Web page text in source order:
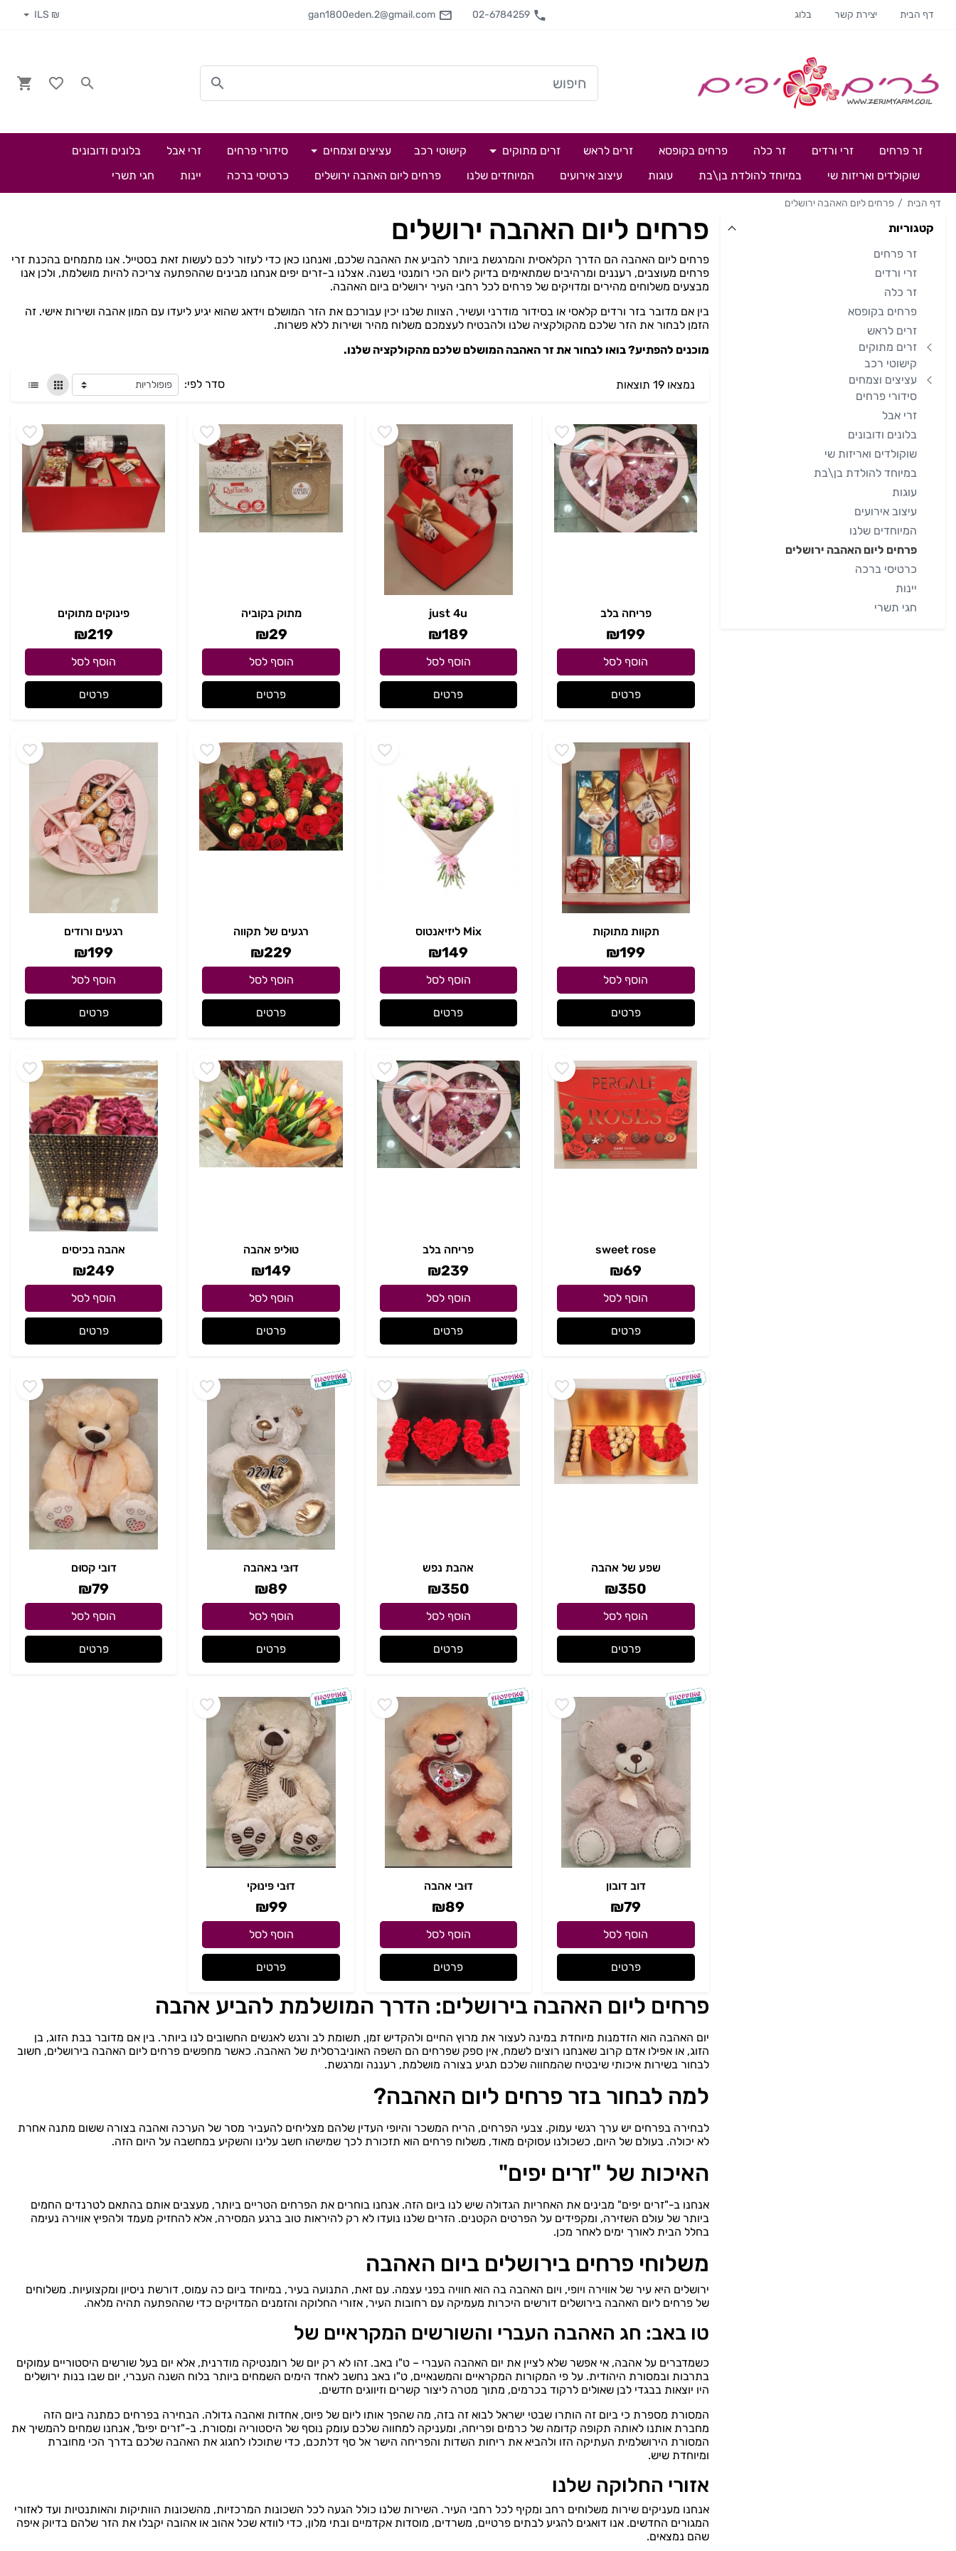
דף הבית יצירת קשר בלוג 02-6784259
gan1800eden.2@gmail.com
₪ ILS
זר פרחים זרי ורדים זר כלה פרחים בקופסא זרים לראש זרים מתוקים קישוטי רכב עציצים וצמחים סידורי פרחים זרי אבל
בלונים ודובונים
שוקולדים ואריזות שי
במיוחד להולדת בן\בת עוגות עיצוב אירועים המיוחדים שלנו פרחים ליום האהבה ירושלים כרטיסי ברכה יינות חגי תשרי
דף הבית פרחים ליום האהבה ירושלים
קטגוריות
זר פרחים
זרי ורדים
זר כלה
פרחים בקופסא
זרים לראש
זרים מתוקים
קישוטי רכב
עציצים וצמחים
סידורי פרחים
זרי אבל
בלונים ודובונים
שוקולדים ואריזות שי
במיוחד להולדת בן\בת
עוגות
עיצוב אירועים
המיוחדים שלנו
פרחים ליום האהבה ירושלים
כרטיסי ברכה
יינות
חגי תשרי
פרחים ליום האהבה ירושלים
פרחים ליום האהבה הם הדרך הקלאסית והמרגשת ביותר להביע את האהבה שלכם, ואנחנו כאן כדי לעזור לכם לעשות זאת בסטייל. אנו מתמחים בהכנת זרי
פרחים מעוצבים, רעננים ומרהיבים שמתאימים בדיוק ליום הכי רומנטי בשנה. אצלנו ב-זרים יפים אנחנו מבינים שההפתעה צריכה להיות מושלמת, ולכן אנו
מבצעים משלוחים מהירים ומדויקים של פרחים לכל רחבי העיר ירושלים ביום האהבה.
בין אם מדובר בזר ורדים קלאסי או בסידור מודרני ועשיר, הצוות שלנו יכין עבורכם את הזר המושלם וידאג שהוא יגיע ליעדו עם המון אהבה ושירות אישי. זה
הזמן לבחור את הזר שלכם מהקולקציה שלנו ולהבטיח לעצמכם משלוח מהיר ושירות ללא פשרות.
מוכנים להפתיע? בואו לבחור את זר האהבה המושלם שלכם מהקולקציה שלנו.
נמצאו 19 תוצאות סדר לפי:
פריחה בלב
₪199
הוסף לסל
פרטים
just 4u
₪189
הוסף לסל
פרטים
מתוק בקוביה
₪29
הוסף לסל
פרטים
פינוקים מתוקים
₪219
הוסף לסל
פרטים
תקוות מתוקות
₪199
הוסף לסל
פרטים
Mix ליזיאנטוס
₪149
הוסף לסל
פרטים
רגעים של תקווה
₪229
הוסף לסל
פרטים
רגעים ורודים
₪199
הוסף לסל
פרטים
sweet rose
₪69
הוסף לסל
פרטים
פריחה בלב
₪239
הוסף לסל
פרטים
טוּליפ אהבה
₪149
הוסף לסל
פרטים
אהבה בכיסים
₪249
הוסף לסל
פרטים
שפע של אהבה
₪350
הוסף לסל
פרטים
אהבת נפש
₪350
הוסף לסל
פרטים
דוּבּי באהבה
₪89
הוסף לסל
פרטים
דובי קסוּם
₪79
הוסף לסל
פרטים
דוב דובון
₪79
הוסף לסל
פרטים
דוּבי אהבה
₪89
הוסף לסל
פרטים
דוּבי פּינוּקי
₪99
הוסף לסל
פרטים
פרחים ליום האהבה בירושלים: הדרך המושלמת להביע אהבה
יום האהבה הוא הזדמנות מיוחדת במינה לעצור את מרוץ החיים ולהקדיש זמן, תשומת לב ורגש לאנשים החשובים לנו ביותר. בין אם מדובר בבת הזוג, בן
הזוג, או אפילו אדם קרוב שאנחנו רוצים לשמח, אין ספק שפרחים הם השפה האוניברסלית של האהבה. כאשר מחפשים פרחים ליום האהבה בירושלים, חשוב
לבחור בשירות איכותי שיבטיח שהמחווה שלכם תגיע בצורה מושלמת, רעננה ומרגשת.
למה לבחור בזר פרחים ליום האהבה?
לבחירה בפרחים יש ערך רגשי עמוק. צבעי הפרחים, הריח המשכר והיופי העדין שלהם מצליחים להעביר מסר של הערכה ואהבה בצורה ששום מתנה אחרת
לא יכולה. בעולם של היום, כשכולנו עסוקים מאוד, משלוח פרחים הוא תזכורת לכך שמישהו חשב עלינו והשקיע במחשבה על היום הזה.
האיכות של "זרים יפים"
אנחנו ב-"זרים יפים" מבינים את האחריות הגדולה שיש לנו ביום הזה. אנחנו בוחרים את הפרחים הטריים ביותר, מעצבים אותם בהתאם לטרנדים החמים
ביותר של עולם השזירה, ומקפידים על הפרטים הקטנים. הזרים שלנו נועדו לא רק להיראות טוב ברגע המסירה, אלא להחזיק מעמד ולהפיץ אווירה נעימה
בחלל הבית לאורך ימים לאחר מכן.
משלוחי פרחים בירושלים ביום האהבה
ירושלים היא עיר של אווירה ויופי, ויום האהבה בה הוא חוויה בפני עצמה. עם זאת, התנועה בעיר, במיוחד ביום כה עמוס, דורשת ניסיון ומקצועיות. משלוחים
של פרחים ליום האהבה בירושלים דורשים היכרות מעמיקה עם רחובות העיר, אזורי החלוקה והזמנים המדויקים כדי שההפתעה תהיה מלאה.
טו באב: חג האהבה העברי והשורשים המקראיים של
כשמדברים על אהבה, אי אפשר שלא לציין את יום האהבה העברי – ט"ו באב. זהו לא רק יום של רומנטיקה מודרנית, אלא יום בעל שורשים היסטוריים עמוקים
בתרבות ובמסורת היהודית. על פי המקורות המקראיים והמשנאיים, ט"ו באב נחשב לאחד הימים השמחים ביותר בלוח השנה העברי, יום שבו בנות ירושלים
היו יוצאות בבגדי לבן שאולים לרקוד בכרמים, מתוך מטרה ליצור קשרים וזיווגים חדשים.
המסורת מספרת כי ביום זה הותרו שבטי ישראל לבוא זה בזה, מה שהפך אותו ליום של פיוס, אחדות ואהבה גדולה. הבחירה בפרחים כמתנה ביום הזה
מחברת אותנו לאותה תקופה קדומה של כרמים ופריחה, ומעניקה למחווה שלכם עומק נוסף של היסטוריה ומסורת. ב-"זרים יפים", אנחנו שמחים להמשיך את
המסורת הירושלמית העתיקה הזו ולהביא את ריחות השדות והפריחה הישר אל סף דלתכם, כדי שתוכלו לחגוג את האהבה שלכם בדרך הכי מחוברת
ומיוחדת שיש.
אזורי החלוקה שלנו
אנחנו מעניקים שירות משלוחים רחב ומקיף לכל רחבי העיר. השירות שלנו כולל הגעה לכל השכונות המרכזיות, מהשכונות הוותיקות והאותנטיות ועד לאזורי
המגורים החדשים. אנו דואגים להגיע לבתים פרטיים, משרדים, מוסדות אקדמיים ובתי מלון, כדי לוודא שכל אהוב או אהובה יקבלו את הזר שלהם בדיוק איפה
שהם נמצאים.